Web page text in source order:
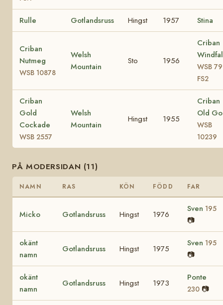
Rulle Gotlandsruss Hingst 1957 Stina
Criban
Nutmeg
WSB 10878
Welsh
Mountain
Sto 1956
Criban
WSB
FS2
Criban
Gold
Cockade
WSB 2557
Welsh
Mountain
Hingst 1955
Criban
Old
WSB
10239
PÅ MODERSIDAN (11)
NAMN RAS KÖN FÖDD FAR
Micko Gotlandsruss Hingst 1976
Sven 195
📷
okänt
namn
Gotlandsruss Hingst 1975
Sven 195
📷
okänt
namn
Gotlandsruss Hingst 1973
Ponte
230 📷